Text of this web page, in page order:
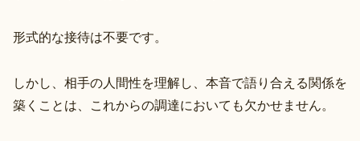
形式的な接待は不要です。
しかし、相手の人間性を理解し、本音で語り合える関係を
築くことは、これからの調達においても欠かせません。